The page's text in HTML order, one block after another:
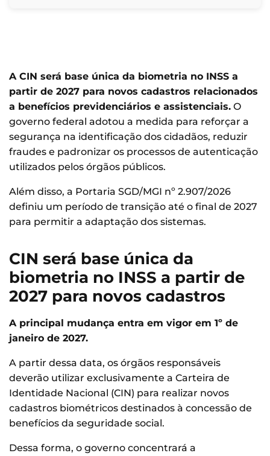
A CIN será base única da biometria no INSS a
partir de 2027 para novos cadastros relacionados
a benefícios previdenciários e assistenciais. O
governo federal adotou a medida para reforçar a
segurança na identificação dos cidadãos, reduzir
fraudes e padronizar os processos de autenticação
utilizados pelos órgãos públicos.
Além disso, a Portaria SGD/MGI nº 2.907/2026
definiu um período de transição até o final de 2027
para permitir a adaptação dos sistemas.
CIN será base única da
biometria no INSS a partir de
2027 para novos cadastros
A principal mudança entra em vigor em 1º de
janeiro de 2027.
A partir dessa data, os órgãos responsáveis
deverão utilizar exclusivamente a Carteira de
Identidade Nacional (CIN) para realizar novos
cadastros biométricos destinados à concessão de
benefícios da seguridade social.
Dessa forma, o governo concentrará a